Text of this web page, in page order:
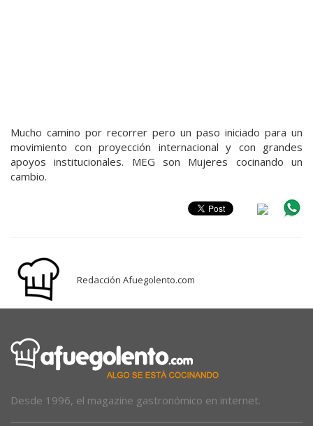
Mucho camino por recorrer pero un paso iniciado para un
movimiento con proyección internacional y con grandes
apoyos institucionales. MEG son Mujeres cocinando un
cambio.
Redacción Afuegolento.com
Desde 1996, el magazine gastronómico en internet.